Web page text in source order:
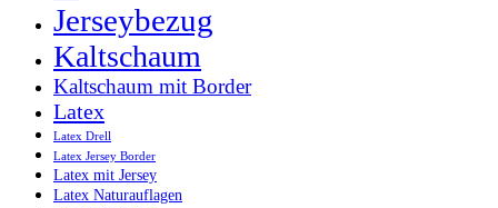
Jerseybezug
Kaltschaum
Kaltschaum mit Border
Latex
Latex Drell
Latex Jersey Border
Latex mit Jersey
Latex Naturauflagen